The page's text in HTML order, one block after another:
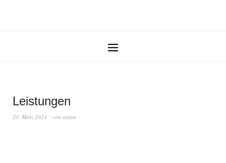
Leistungen
20. März 2024 von stefan